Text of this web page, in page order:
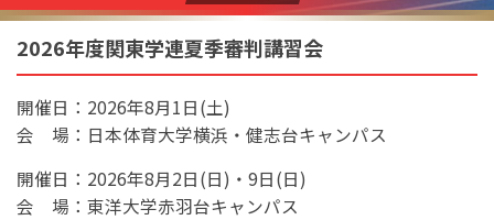
2026年度関東学連夏季審判講習会
開催日：2026年8月1日(土)
会 場：日本体育大学横浜・健志台キャンパス
開催日：2026年8月2日(日)・9日(日)
会 場：東洋大学赤羽台キャンパス